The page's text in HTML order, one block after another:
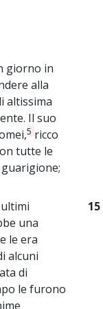
giorno in
alla
altissima
Il suo
5 ricco
tutte le
una
le era
alcuni
di
le furono
15